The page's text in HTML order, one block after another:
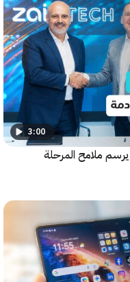
3:00
المرحلة